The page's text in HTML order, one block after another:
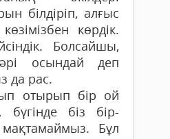
білдіріп, алғыс
көрдік.
Болсайшы,
осындай деп
да рас.
отырып бір ой
бүгінде біз бір-
мақтамаймыз. Бұл